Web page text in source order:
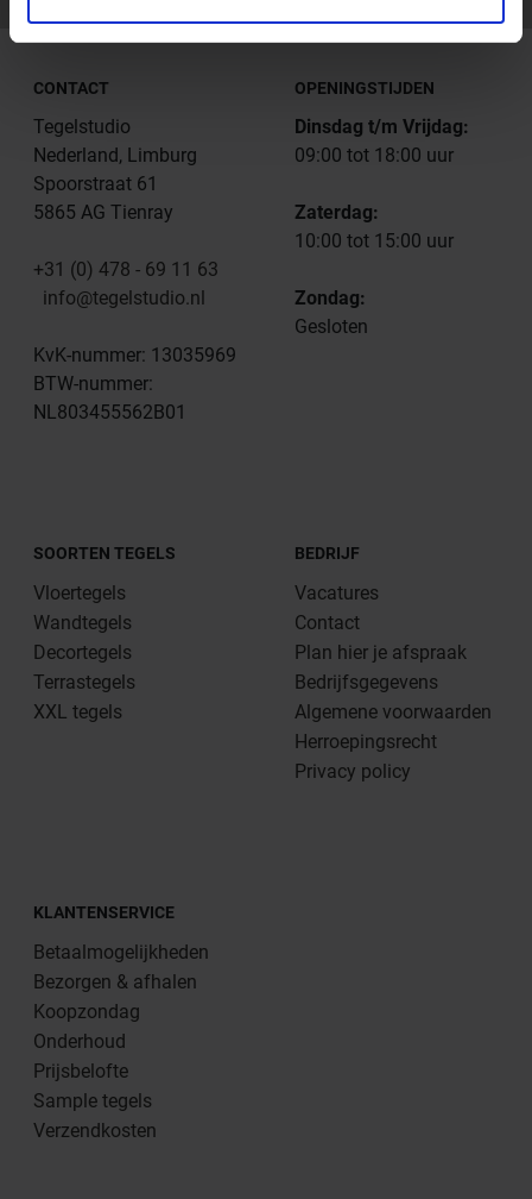
CONTACT
Tegelstudio
Nederland, Limburg
Spoorstraat 61
5865 AG Tienray
+31 (0) 478 - 69 11 63
info@tegelstudio.nl
KvK-nummer: 13035969
BTW-nummer:
NL803455562B01
OPENINGSTIJDEN
Dinsdag t/m Vrijdag:
09:00 tot 18:00 uur
Zaterdag:
10:00 tot 15:00 uur
Zondag:
Gesloten
SOORTEN TEGELS
Vloertegels
Wandtegels
Decortegels
Terrastegels
XXL tegels
BEDRIJF
Vacatures
Contact
Plan hier je afspraak
Bedrijfsgegevens
Algemene voorwaarden
Herroepingsrecht
Privacy policy
KLANTENSERVICE
Betaalmogelijkheden
Bezorgen & afhalen
Koopzondag
Onderhoud
Prijsbelofte
Sample tegels
Verzendkosten